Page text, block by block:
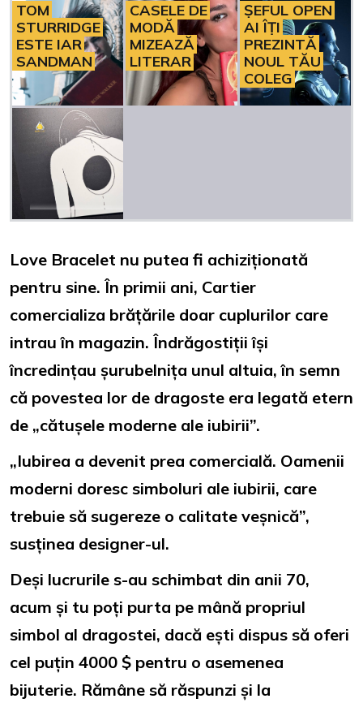
TOM
STURRIDGE
ESTE IAR
SANDMAN
CASELE DE
MODĂ
MIZEAZĂ
LITERAR
ȘEFUL OPEN
AI ÎȚI
PREZINTĂ
NOUL TĂU
COLEG
Love Bracelet nu putea fi achiziționată
pentru sine. În primii ani, Cartier
comercializa brățările doar cuplurilor care
intrau în magazin. Îndrăgostiții își
încredințau șurubelnița unul altuia, în semn
că povestea lor de dragoste era legată etern
de „cătușele moderne ale iubirii”.
„Iubirea a devenit prea comercială. Oamenii
moderni doresc simboluri ale iubirii, care
trebuie să sugereze o calitate veșnică”,
susținea designer-ul.
Deși lucrurile s-au schimbat din anii 70,
acum și tu poți purta pe mână propriul
simbol al dragostei, dacă ești dispus să oferi
cel puțin 4000 $ pentru o asemenea
bijuterie. Rămâne să răspunzi și la